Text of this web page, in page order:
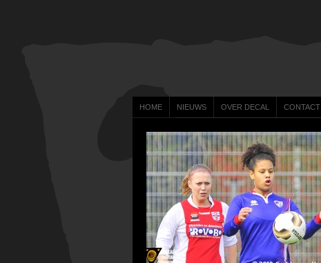
HOME NIEUWS OVER DECAL CONTACT